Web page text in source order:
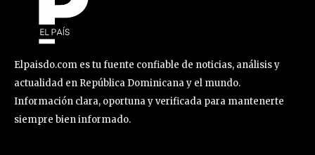
Elpaisdo.com es tu fuente confiable de noticias, análisis y
actualidad en República Dominicana y el mundo.
Información clara, oportuna y verificada para mantenerte
siempre bien informado.